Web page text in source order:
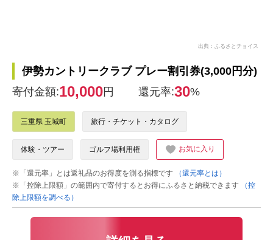
出典：ふるさとチョイス
伊勢カントリークラブ プレー割引券(3,000円分)
寄付金額:10,000円 還元率:30%
三重県 玉城町 旅行・チケット・カタログ
体験・ツアー ゴルフ場利用権 お気に入り
※「還元率」とは返礼品のお得度を測る指標です
（還元率とは）
※「控除上限額」の範囲内で寄付するとお得にふるさと納税できます
（控
除上限額を調べる）